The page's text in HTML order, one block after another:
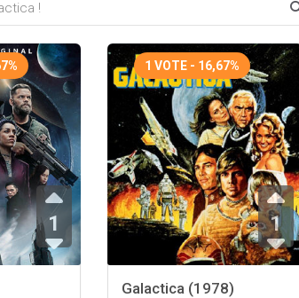
1
1 VOTE - 16,67%
1
Galactica (1978)